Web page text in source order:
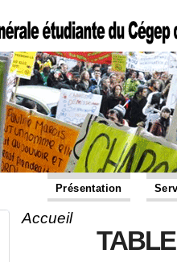
Présentation
Vous êtes ici
Accueil